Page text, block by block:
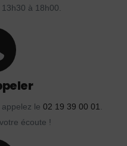
à 18h00.
le 02 19 39 00 01.
écoute !